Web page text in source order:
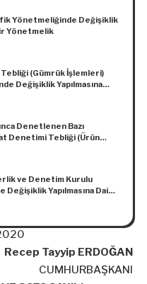
Yönetmeliğinde Değişiklik
Yönetmelik
(Gümrük İşlemleri)
Değişiklik Yapılmasına
Denetlenen Bazı
Denetimi Tebliği (Ürün
ve Denetim Kurulu
Yapılmasına Dair
Recep Tayyip ERDOĞAN
CUMHURBAŞKANI